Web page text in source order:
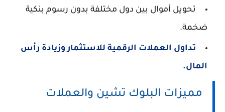
تحويل أموال بين دول مختلفة بدون رسوم بنكية
ضخمة.
تداول العملات الرقمية للاستثمار وزيادة رأس
المال.
مميزات البلوك تشين والعملات